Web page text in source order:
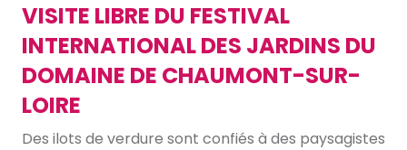
VISITE LIBRE DU FESTIVAL
INTERNATIONAL DES JARDINS DU
DOMAINE DE CHAUMONT-SUR-
LOIRE
Des ilots de verdure sont confiés à des paysagistes